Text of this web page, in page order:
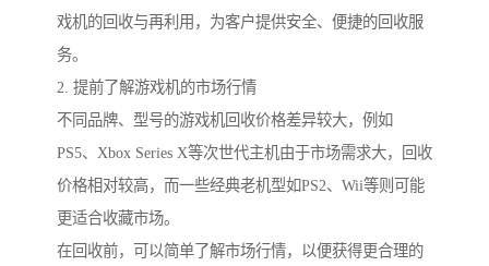
戏机的回收与再利用，为客户提供安全、便捷的回收服
务。
2. 提前了解游戏机的市场行情
不同品牌、型号的游戏机回收价格差异较大，例如
PS5、Xbox Series X等次世代主机由于市场需求大，回收
价格相对较高，而一些经典老机型如PS2、Wii等则可能
更适合收藏市场。
在回收前，可以简单了解市场行情，以便获得更合理的